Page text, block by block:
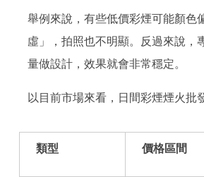
舉例來說，有些低價彩煙可能顏色
虛」，拍照也不明顯。反過來說，
量做設計，效果就會非常穩定。
以目前市場來看，日間彩煙煙火批
類型 價格區間